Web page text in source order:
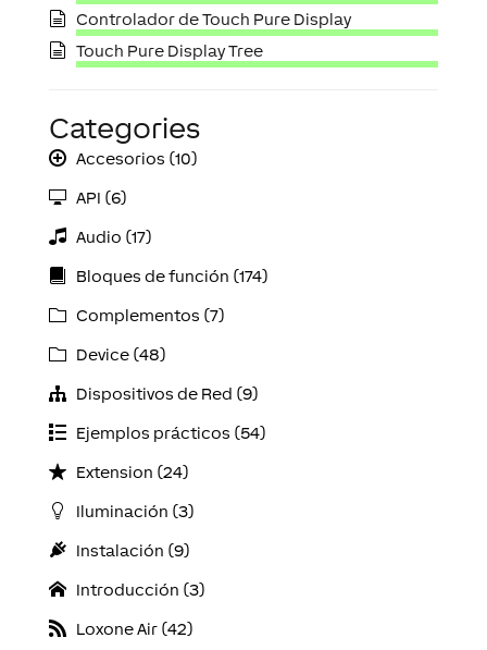
Controlador de Touch Pure Display
Touch Pure Display Tree
Categories
Accesorios (10)
API (6)
Audio (17)
Bloques de función (174)
Complementos (7)
Device (48)
Dispositivos de Red (9)
Ejemplos prácticos (54)
Extension (24)
Iluminación (3)
Instalación (9)
Introducción (3)
Loxone Air (42)